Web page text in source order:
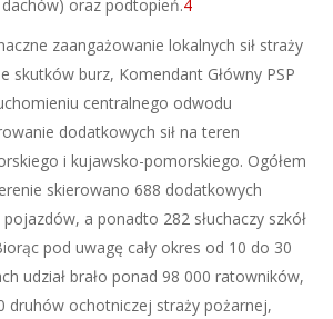
oraz podtopień.4
zaangażowanie lokalnych sił straży
skutków burz, Komendant Główny PSP
centralnego odwodu
dodatkowych sił na teren
i kujawsko-pomorskiego. Ogółem
skierowano 688 dodatkowych
a ponadto 282 słuchaczy szkół
pod uwagę cały okres od 10 do 30
udział brało ponad 98 000 ratowników,
druhów ochotniczej straży pożarnej,